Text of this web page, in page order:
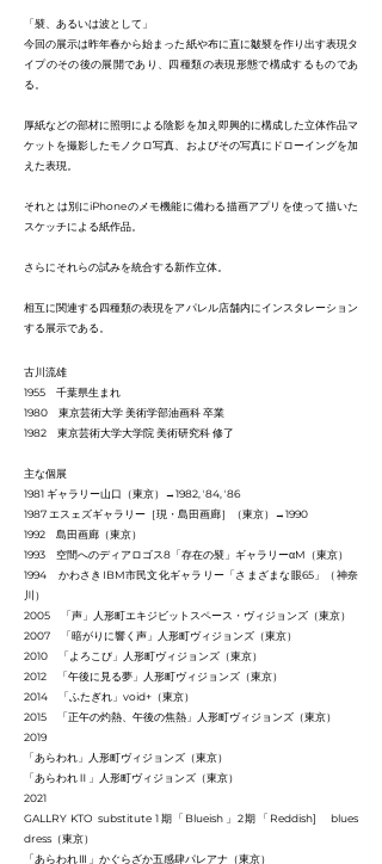
「襞、あるいは波として」
今回の展示は昨年春から始まった紙や布に直に皺襞を作り出す表現タ
イプのその後の展開であり、四種類の表現形態で構成するものであ
る。
厚紙などの部材に照明による陰影を加え即興的に構成した立体作品マ
ケットを撮影したモノクロ写真、およびその写真にドローイングを加
えた表現。
それとは別にiPhoneのメモ機能に備わる描画アプリを使って描いた
スケッチによる紙作品。
さらにそれらの試みを統合する新作立体。
相互に関連する四種類の表現をアパレル店舗内にインスタレーション
する展示である。
古川流雄
1955 千葉県生まれ
1980 東京芸術大学 美術学部油画科 卒業
1982 東京芸術大学大学院 美術研究科 修了
主な個展
1981 ギャラリー山口（東京）→1982, ʼ84, ʼ86
1987 エスェズギャラリー［現・島田画廊］（東京）→1990
1992 島田画廊（東京）
1993 空間へのディアロゴス8「存在の襞」ギャラリーαM（東京）
1994 かわさきIBM市民文化ギャラリー「さまざまな眼65」（神奈
川）
2005 「声」人形町エキジビットスペース・ヴィジョンズ（東京）
2007 「暗がりに響く声」人形町ヴィジョンズ（東京）
2010 「よろこび」人形町ヴィジョンズ（東京）
2012 「午後に見る夢」人形町ヴィジョンズ（東京）
2014 「ふたぎれ」void+（東京）
2015 「正午の灼熱、午後の焦熱」人形町ヴィジョンズ（東京）
2019
「あらわれ」人形町ヴィジョンズ（東京）
「あらわれⅡ」人形町ヴィジョンズ（東京）
2021
GALLRY KTO substitute 1期「Blueish」2期「Reddish] blues
dress（東京）
「あらわれⅢ」かぐらざか五感肆パレアナ（東京）